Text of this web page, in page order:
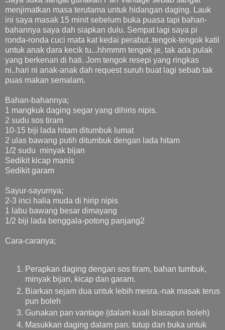
menjimatkan masa terutama untuk hidangan daging. Lauk
ini saya masak 15 minit sebelum buka puasa tapi bahan-
bahannya saya dah siapkan dulu. Sempat lagi saya pi
ronda-ronda cuci mata kat kedai perabut..tengok-tengok katil
untuk anak dara kecik tu...hhmmm tengok je, tak ada pulak
yang berkenan di hati. Jom tengok resepi yang ringkas
ni..hari ni anak-anak dah request suruh buat lagi sebab tak
puas makan semalam.
Bahan-bahannya;
1 mangkuk daging segar yang dihiris nipis.
2 sudu sos tiram
10-15 biji lada hitam ditumbuk lumat
2 ulas bawang putih ditumbuk dengan lada hitam
1/2 sudu minyak bijan
Sedikit kicap manis
Sedikit garam
Sayur-sayurnya;
2-3 inci halia muda di hirip nipis
1 labu bawang besar dimayang
1/2 biji lada benggala-potong panjang2
Cara-caranya;
Perapkan daging dengan sos tiram, bahan tumbuk,
minyak bijan, kicap dan garam.
Biarkan sejam dua untuk lebih mesra.-nak masak terus
pun boleh
Gunakan pan vantage (dalam kuali biasapun boleh)
Masukkan daging dalam pan. tutup dan buka untuk